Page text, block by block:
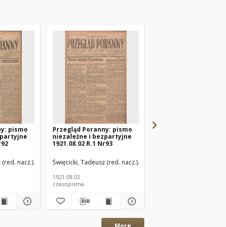
pismo
(red. nacz.) Paluch, Stefan (red. odp.)
Przegląd Poranny: pismo
niezależne i bezpartyjne
1921.08.02 R.1 Nr93
Święcicki, Tadeusz (red. nacz.)
1921.08.02
czasopisma